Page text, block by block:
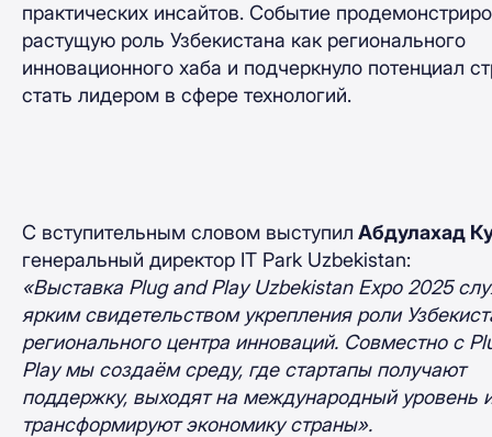
практических инсайтов. Событие
растущую роль Узбекистана как регионального
инновационного хаба и подчеркнуло потенциал
стать лидером в сфере технологий.
С вступительным словом выступил Абдулахад
генеральный директор IT Park Uzbekistan:
«Выставка Plug and Play Uzbekistan Expo 2025
ярким свидетельством укрепления роли
регионального центра инноваций. Совместно с
Play мы создаём среду, где стартапы получают
поддержку, выходят на международный уровень
трансформируют экономику страны».